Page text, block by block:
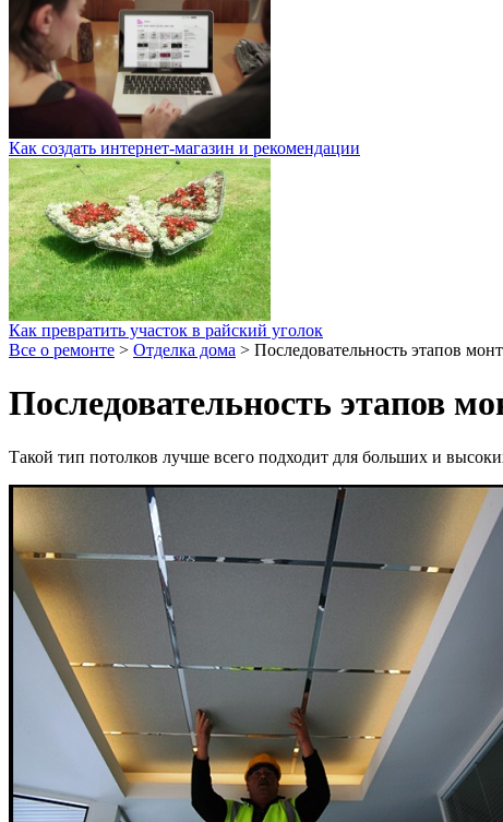
Как создать интернет-магазин и рекомендации
Как превратить участок в райский уголок
Все о ремонте > Отделка дома > Последовательность этапов
Последовательность этапов
Такой тип потолков лучше всего подходит для больших и